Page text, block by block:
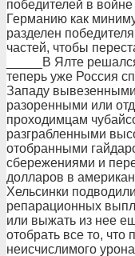
победителей в
Германию как
разделен
частей, чтобы
_____В Ялте
теперь уже Россия
Западу
разоренными или
проходимцам
разграбленными
отобранными
сбережениями и
долларов в
Хельсинки
репарационных
или выжать из нее
отобрать все то,
неисчислимого